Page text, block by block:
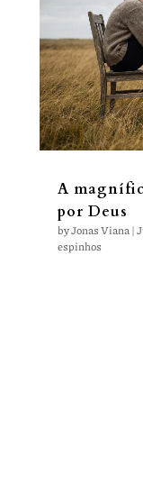
A
por Deus
byJonas Viana|
espinhos